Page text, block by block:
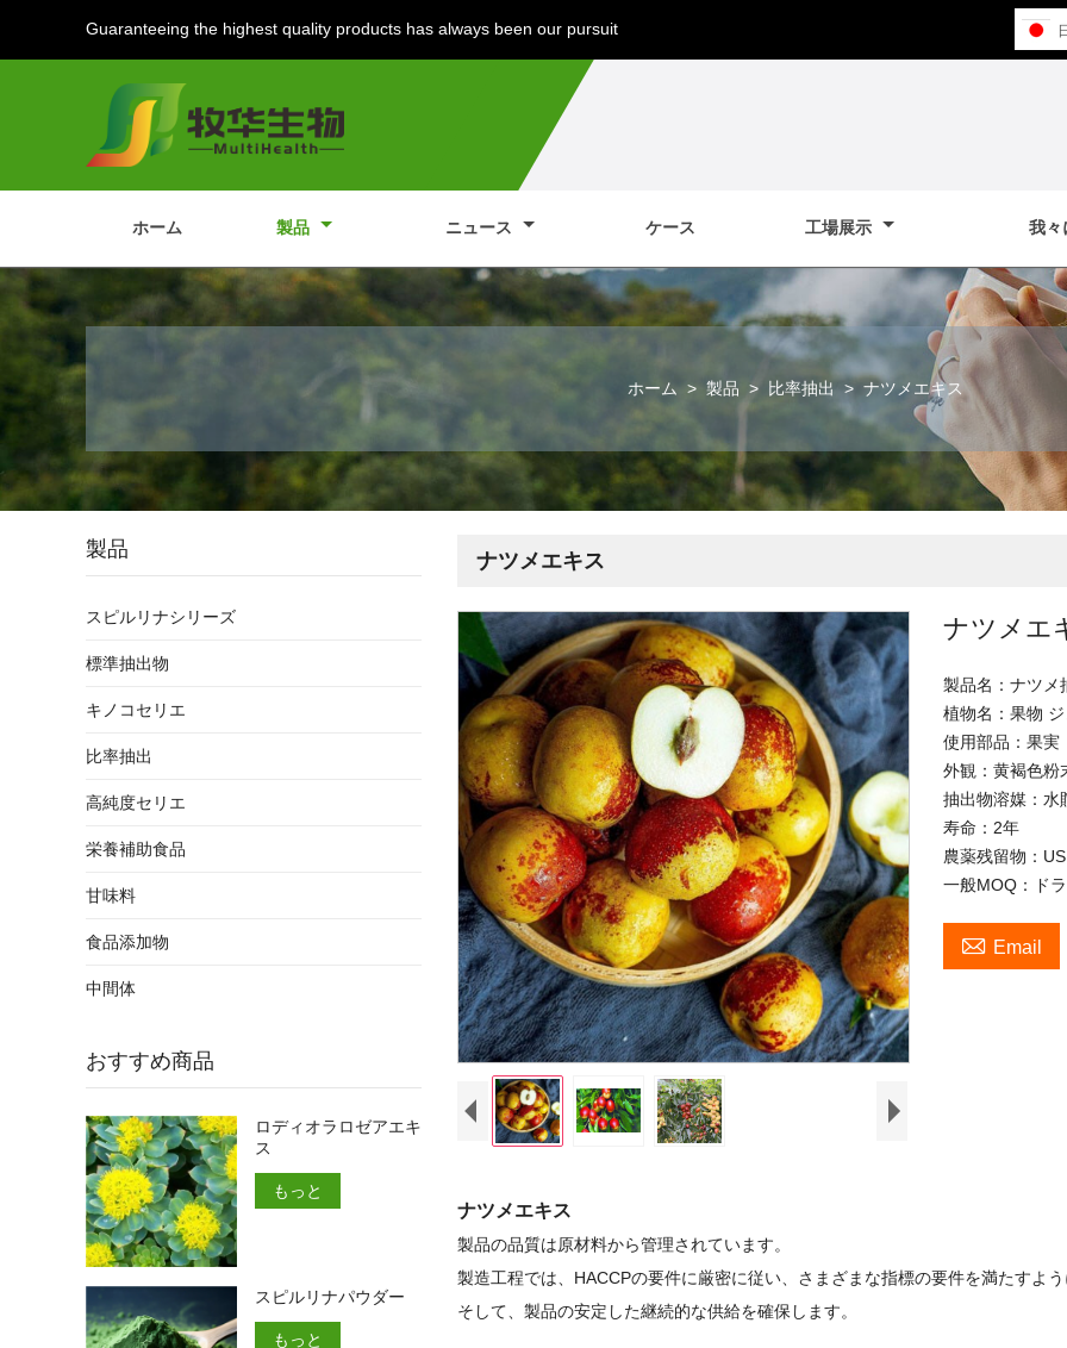
Guaranteeing the highest quality products has always been our pursuit
ホーム 製品 ニュース ケース 工場展示 我々
ホーム > 製品 > 比率抽出 > ナツメエキス
ナツメエキス
ナツメエ
製品名：ナツメ
植物名：果物
使用部品：果実
外観：黄褐色粉
抽出物溶媒：水
寿命：2年
農薬残留物：
一般MOQ：ド
 Email
ナツメエキス
製品の品質は原材料から管理されています。
製造工程では、HACCPの要件に厳密に従い、さまざまな指標の要件を満たすよ
そして、製品の安定した継続的な供給を確保します。
製品
スピルリナシリーズ
標準抽出物
キノコセリエ
比率抽出
高純度セリエ
栄養補助食品
甘味料
食品添加物
中間体
おすすめ商品
ロディオラロゼアエキ
ス
もっと
スピルリナパウダー
もっと